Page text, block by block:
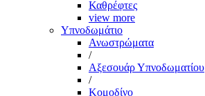
Καθρέφτες
view more
Υπνοδωμάτιο
Ανωστρώματα
/
Αξεσουάρ Υπνοδωματίου
/
Κομοδίνο